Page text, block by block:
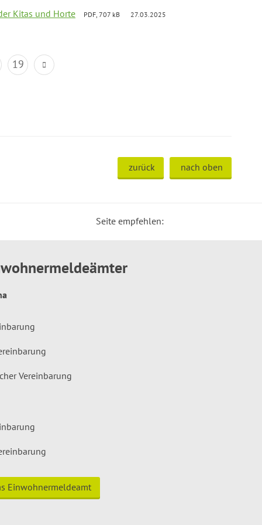
Kitas und Horte PDF, 707 kB 27.03.2025
19
zurück nach oben
Seite empfehlen:
Vereinbarung
Einwohnermeldeamt